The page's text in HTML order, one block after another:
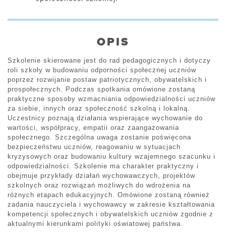
OPIS
Szkolenie skierowane jest do rad pedagogicznych i dotyczy
roli szkoły w budowaniu odporności społecznej uczniów
poprzez rozwijanie postaw patriotycznych, obywatelskich i
prospołecznych. Podczas spotkania omówione zostaną
praktyczne sposoby wzmacniania odpowiedzialności uczniów
za siebie, innych oraz społeczność szkolną i lokalną.
Uczestnicy poznają działania wspierające wychowanie do
wartości, współpracy, empatii oraz zaangażowania
społecznego. Szczególna uwaga zostanie poświęcona
bezpieczeństwu uczniów, reagowaniu w sytuacjach
kryzysowych oraz budowaniu kultury wzajemnego szacunku i
odpowiedzialności. Szkolenie ma charakter praktyczny i
obejmuje przykłady działań wychowawczych, projektów
szkolnych oraz rozwiązań możliwych do wdrożenia na
różnych etapach edukacyjnych. Omówione zostaną również
zadania nauczyciela i wychowawcy w zakresie kształtowania
kompetencji społecznych i obywatelskich uczniów zgodnie z
aktualnymi kierunkami polityki oświatowej państwa.